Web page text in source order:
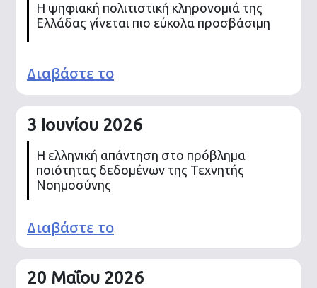
Η ψηφιακή πολιτιστική κληρονομιά της
Ελλάδας γίνεται πιο εύκολα προσβάσιμη
Διαβάστε το
3 Ιουνίου 2026
Η ελληνική απάντηση στο πρόβλημα
ποιότητας δεδομένων της Τεχνητής
Νοημοσύνης
Διαβάστε το
20 Μαΐου 2026